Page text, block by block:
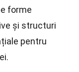
forme
și structuri
pentru